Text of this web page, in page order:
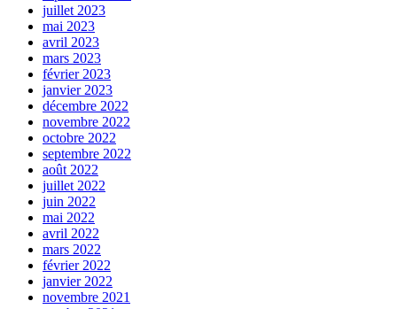
juillet 2023
mai 2023
avril 2023
mars 2023
février 2023
janvier 2023
décembre 2022
novembre 2022
octobre 2022
septembre 2022
août 2022
juillet 2022
juin 2022
mai 2022
avril 2022
mars 2022
février 2022
janvier 2022
novembre 2021